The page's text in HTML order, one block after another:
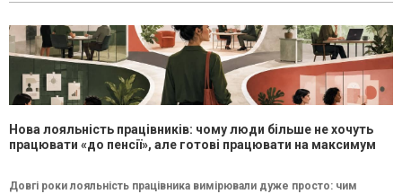
Нова лояльність працівників: чому люди більше не хочуть
працювати «до пенсії», але готові працювати на максимум
Довгі роки лояльність працівника вимірювали дуже просто: чим